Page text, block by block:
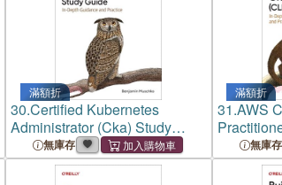
滿額折
30.Certified Kubernetes
Administrator (Cka) Study
Guide: In-Depth Guidance and
Practice
無庫存
滿額折
31.AWS
Guide:
and
無庫存